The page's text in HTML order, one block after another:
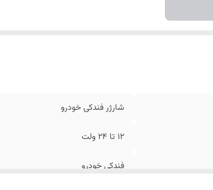
شارژر فندکی خودرو
12 تا 24 ولت
فندکی خودرو